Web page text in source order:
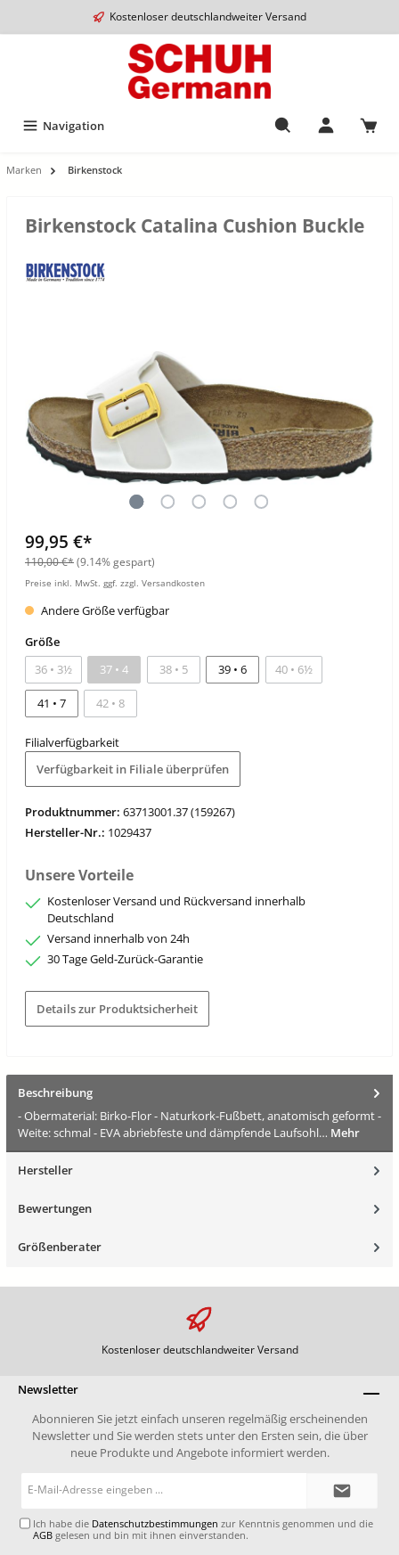
Kostenloser deutschlandweiter Versand
Navigation
Marken Birkenstock
Birkenstock Catalina Cushion Buckle
99,95 €*
110,00 €*(9.14% gespart)
Preise inkl. MwSt. ggf. zzgl. Versandkosten
Andere Größe verfügbar
Größe
36 • 3½
37 • 4 38 • 5 39 • 6 40 • 6½
41 • 7 42 • 8
Filialverfügbarkeit
Verfügbarkeit in Filiale überprüfen
Produktnummer: 63713001.37 (159267)
Hersteller-Nr.: 1029437
Unsere Vorteile
Kostenloser Versand und Rückversand innerhalb
Deutschland
Versand innerhalb von 24h
30 Tage Geld-Zurück-Garantie
Details zur Produktsicherheit
Beschreibung
- Obermaterial: Birko-Flor - Naturkork-Fußbett, anatomisch geformt -
Weite: schmal - EVA abriebfeste und dämpfende Laufsohl… Mehr
Hersteller
Bewertungen
Größenberater
Kostenloser deutschlandweiter Versand
Newsletter
Abonnieren Sie jetzt einfach unseren regelmäßig erscheinenden
Newsletter und Sie werden stets unter den Ersten sein, die über
neue Produkte und Angebote informiert werden.
Ich habe die Datenschutzbestimmungen zur Kenntnis genommen und die
AGB gelesen und bin mit ihnen einverstanden.